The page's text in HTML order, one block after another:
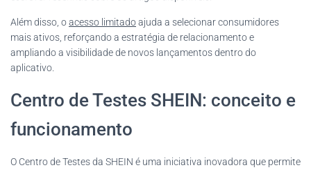
Além disso, oacesso limitadoajuda a selecionar consumidores
mais ativos, reforçando a estratégia de relacionamento e
ampliando a visibilidade de novos lançamentos dentro do
aplicativo.
Centro de Testes SHEIN: conceito e
funcionamento
O Centro de Testes da SHEIN é uma iniciativa inovadora que permite